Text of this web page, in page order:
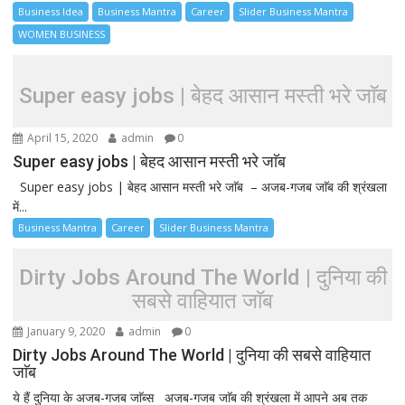
Business Idea Business Mantra Career
Slider Business Mantra
WOMEN BUSINESS
Super easy jobs | बेहद आसान मस्ती भरे जाॅब
April 15, 2020 admin 0
Super easy jobs | बेहद आसान मस्ती भरे जाॅब
Super easy jobs | बेहद आसान मस्ती भरे जाॅब – अजब-गजब जाॅब की श्रंखला
में...
Business Mantra Career Slider Business Mantra
Dirty Jobs Around The World | दुनिया की
सबसे वाहियात जाॅब
January 9, 2020 admin 0
Dirty Jobs Around The World | दुनिया की सबसे वाहियात
जाॅब
ये हैं दुनिया के अजब-गजब जाॅब्स अजब-गजब जाॅब की श्रंखला में आपने अब तक